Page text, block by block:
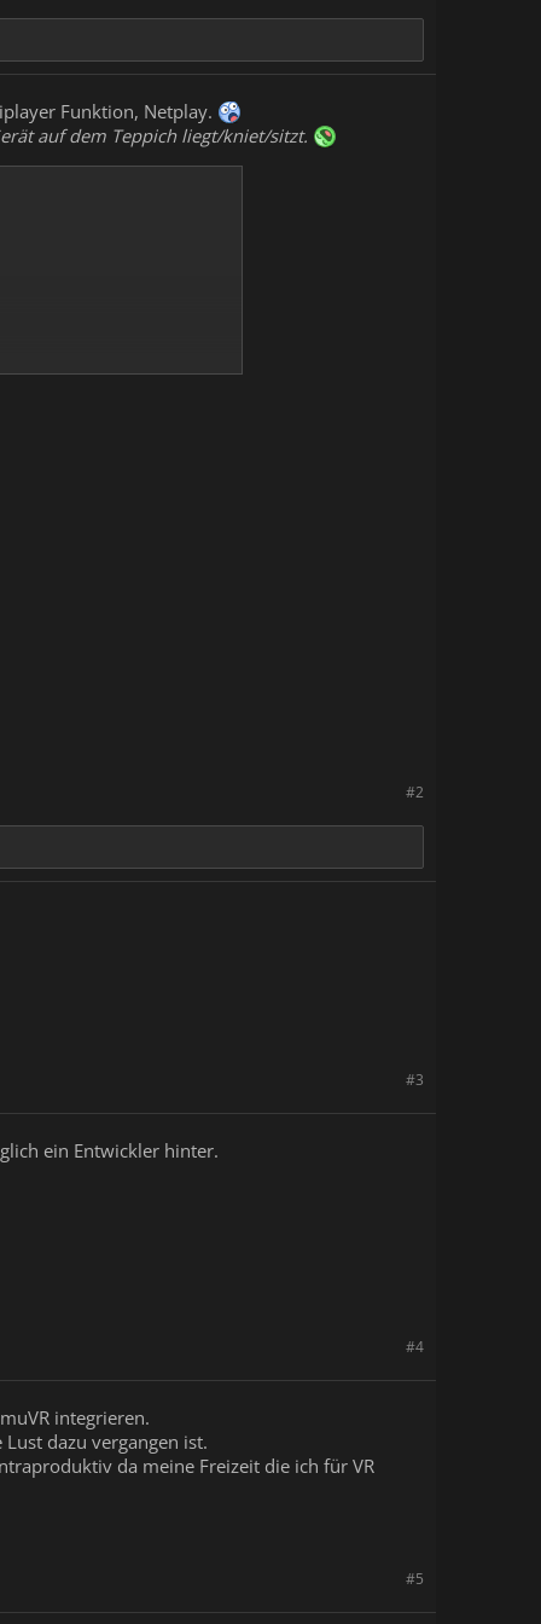
Funktion, Netplay.
auf dem Teppich liegt/kniet/sitzt.
#2
#3
ein Entwickler hinter.
#4
integrieren.
dazu vergangen ist.
da meine Freizeit die ich für VR
#5